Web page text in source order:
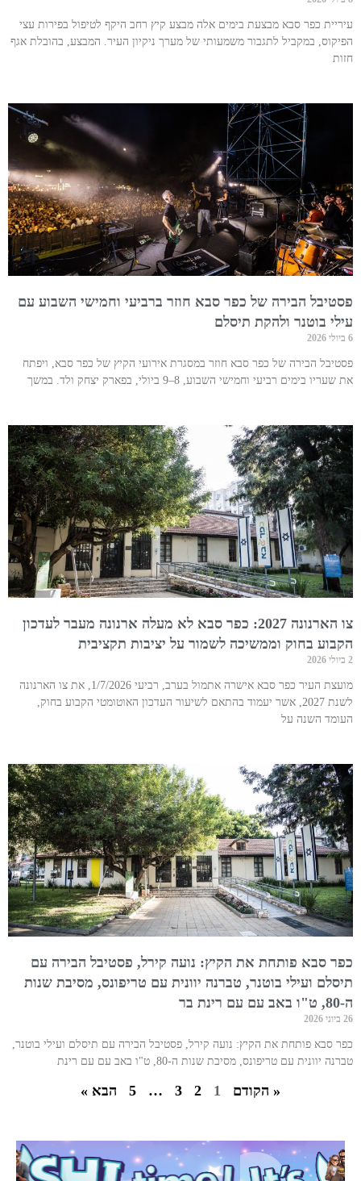
עיריית כפר סבא מבצעת בימים אלה מבצע קיץ רחב היקף לטיפול בפירות עצי
הפיקוס, במקביל לתגבור משמעותי של מערך ניקיון העיר. המבצע, בהובלת אגף
חזות
פסטיבל הבירה של כפר סבא חוזר ברביעי וחמישי השבוע עם
עילי בוטנר ולהקת תיסלם
6 ביולי 2026
פסטיבל הבירה של כפר סבא חוזר במסגרת אירועי הקיץ של כפר סבא, ויפתח
את שעריו בימים רביעי וחמישי השבוע, 8–9 ביולי, בפארק יצחק ולד. במשך
צו הארנונה 2027: כפר סבא לא מעלה ארנונה מעבר לעדכון
הקבוע בחוק וממשיכה לשמור על יציבות תקציבית
2 ביולי 2026
מועצת העיר כפר סבא אישרה אתמול בערב, רביעי 1/7/2026, את צו הארנונה
לשנת 2027, אשר יעמוד בהתאם לשיעור העדכון האוטומטי הקבוע בחוק,
העומד השנה על
כפר סבא פותחת את הקיץ: נועה קירל, פסטיבל הבירה עם
תיסלם ועילי בוטנר, טברנה יוונית עם טריפונס, מסיבת שנות
ה-80, ט"ו באב עם עם רינת בר
26 ביוני 2026
כפר סבא פותחת את הקיץ: נועה קירל, פסטיבל הבירה עם תיסלם ועילי בוטנר,
טברנה יוונית עם טריפונס, מסיבת שנות ה-80, ט"ו באב עם עם רינת
« הקודם 1
2
3
…
5 הבא »